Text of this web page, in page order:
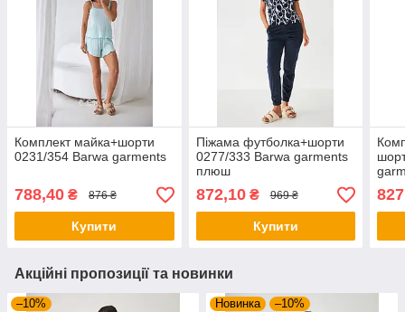
Комплект майка+шорти
0231/354 Barwa garments
788,40 ₴ 876 ₴
Купити
Піжама футболка+шорти
0277/333 Barwa garments
плюш
872,10₴ 969 ₴
Купити
Акційні пропозиції та новинки
–10% Новинка –10%